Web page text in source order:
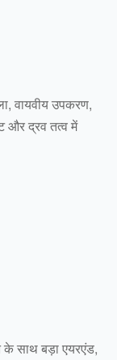
वायवीय उपकरण,
और द्रव तत्व में
साथ बड़ा एयरएंड,